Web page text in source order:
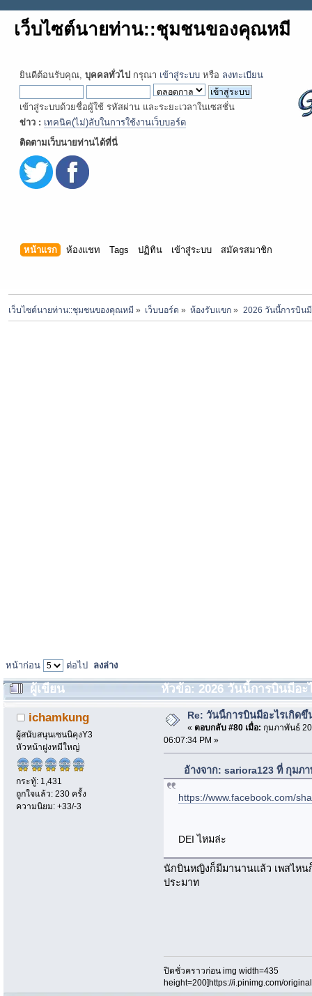
เว็บไซต์นายท่าน::ชุมชนของคุณหมี
ยินดีต้อนรับคุณ, บุคคลทั่วไป กรุณา เข้าสู่ระบบ หรือ ลงทะเบียน
เข้าสู่ระบบด้วยชื่อผู้ใช้ รหัสผ่าน และระยะเวลาในเซสชั่น
ข่าว : เทคนิค(ไม่)ลับในการใช้งานเว็บบอร์ด
ติดตามเว็บนายท่านได้ที่นี่
หน้าแรก ห้องแชท Tags ปฏิทิน เข้าสู่ระบบ สมัครสมาชิก
เว็บไซต์นายท่าน::ชุมชนของคุณหมี » เว็บบอร์ด » ห้องรับแขก » 2026 วันนี้การบิน
หน้าก่อน ต่อไป ลงล่าง
ผู้เขียน หัวข้อ: 2026 วันนี้การบินมีอะ
ichamkung
ผู้สนับสนุนเซนนิคุงY3
หัวหน้าฝูงหมีใหญ่
กระทู้: 1,431
ถูกใจแล้ว: 230 ครั้ง
ความนิยม: +33/-3
Re: วันนี้การบินมีอะไรเกิดขึ้
« ตอบกลับ #80 เมื่อ: กุมภาพันธ์
06:07:34 PM »
อ้างจาก: sariora123 ที่ กุมภ
https://www.facebook.com/
DEI ไหมล่ะ
นักบินหญิงก็มีมานานแล้ว เพสไหน
ประมาท
ปิดชั่วคราวก่อน img width=435
height=200]https://i.pinimg.com/